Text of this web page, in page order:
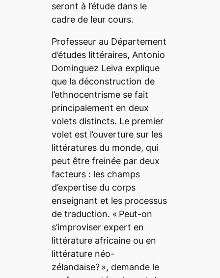
seront à l’étude dans le
cadre de leur cours.
Professeur au Département
d’études littéraires, Antonio
Dominguez Leiva explique
que la déconstruction de
l’ethnocentrisme se fait
principalement en deux
volets distincts. Le premier
volet est l’ouverture sur les
littératures du monde, qui
peut être freinée par deux
facteurs : les champs
d’expertise du corps
enseignant et les processus
de traduction. « Peut-on
s’improviser expert en
littérature africaine ou en
littérature néo-
zélandaise?», demande le